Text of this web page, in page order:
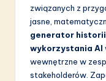
związanych z
jasne,
generator historii
wykorzystania AI
wewnętrzne w
stakeholderów.